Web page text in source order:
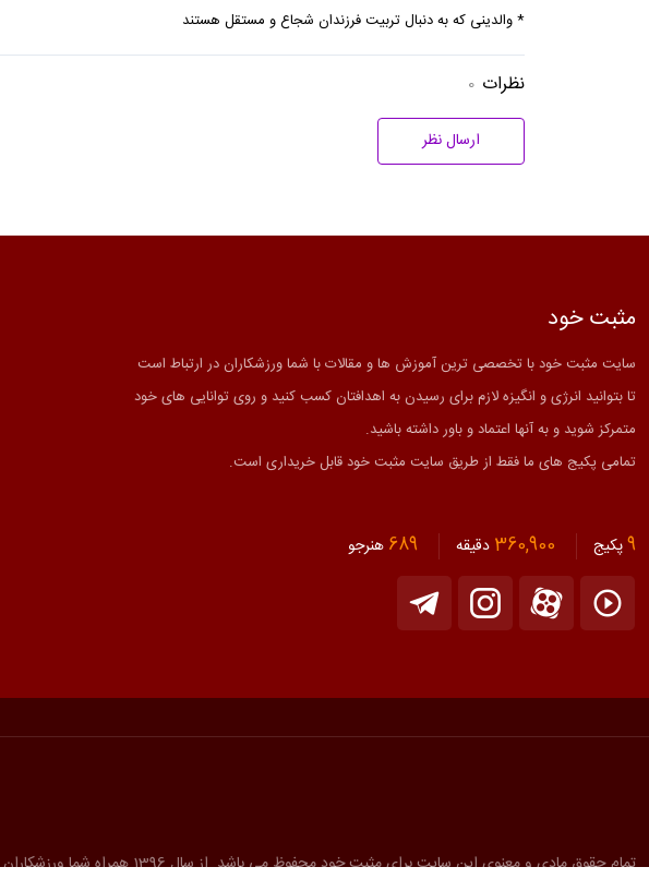
* والدینی که به دنبال تربیت فرزندان شجاع و مستقل هستند
نظرات 0
ارسال نظر
مثبت خود
سایت مثبت خود با تخصصی ترین آموزش ها و مقالات با شما ورزشکاران در ارتباط است
تا بتوانید انرژی و انگیزه لازم برای رسیدن به اهدافتان کسب کنید و روی توانایی های خود
متمرکز شوید و به آنها اعتماد و باور داشته باشید.
تمامی پکیج های ما فقط از طریق سایت مثبت خود قابل خریداری است.
9پکیج 360,900 دقیقه 689 هنرجو
تمام حقوق مادی و معنوی این سایت برای مثبت خود محفوظ می باشد. از سال 1396 همراه شما ورزشکاران هستیم.